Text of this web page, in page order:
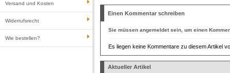
Versand und Kosten
Widerrufsrecht
Wie bestellen?
Einen Kommentar schreiben
Sie müssen angemeldetsein, um einen
Es liegen keine Kommentare zu diesem Artikel
Aktueller Artikel